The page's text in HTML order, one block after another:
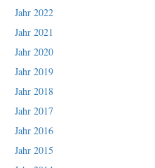
Jahr 2022
Jahr 2021
Jahr 2020
Jahr 2019
Jahr 2018
Jahr 2017
Jahr 2016
Jahr 2015